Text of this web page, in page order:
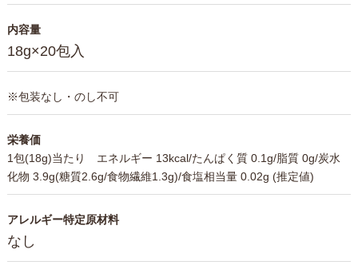
内容量
18g×20包入
※包装なし・のし不可
栄養価
1包(18g)当たり エネルギー 13kcal/たんぱく質 0.1g/脂質 0g/炭水
化物 3.9g(糖質2.6g/食物繊維1.3g)/食塩相当量 0.02g (推定値)
アレルギー特定原材料
なし